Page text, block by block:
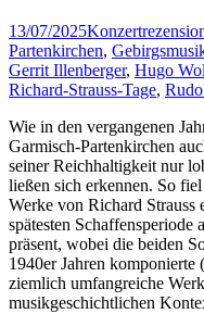
13/07/2025
Partenkirchen,
Gerrit Illenberger, Hugo
Richard-Strauss-Tage,
Wie in den vergangenen
Garmisch-Partenkirchen
seiner Reichhaltigkeit nur
ließen sich erkennen. So
Werke von Richard Strauss
spätesten
präsent, wobei die beiden
1940er Jahren
ziemlich umfangreiche
musikgeschichtlichen